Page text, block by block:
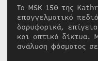
Το MSK 150 της
επαγγελματικό
δορυφορικά,
και οπτικά δίκτυα.
ανάλυση φάσματος